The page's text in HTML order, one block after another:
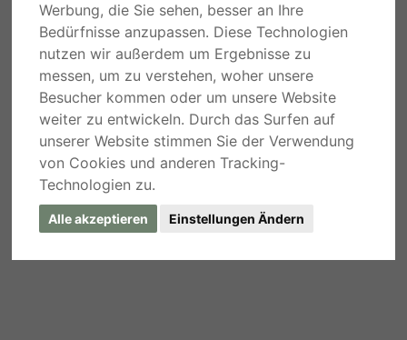
Werbung, die Sie sehen, besser an Ihre
Bedürfnisse anzupassen. Diese Technologien
nutzen wir außerdem um Ergebnisse zu
messen, um zu verstehen, woher unsere
Besucher kommen oder um unsere Website
weiter zu entwickeln. Durch das Surfen auf
unserer Website stimmen Sie der Verwendung
von Cookies und anderen Tracking-
Technologien zu.
Alle akzeptieren Einstellungen Ändern